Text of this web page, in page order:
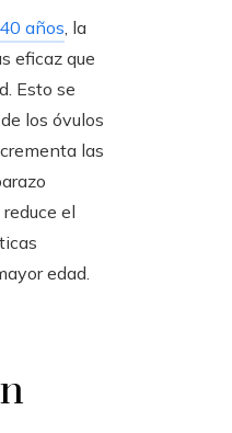
años , la
eficaz que
Esto se
los óvulos
las
el
edad.